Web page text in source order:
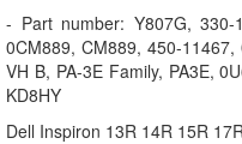
- Part number: Y807G, 330-
0CM889, CM889, 450-11467,
VH B, PA-3E Family, PA3E,
KD8HY
Dell Inspiron 13R 14R 15R